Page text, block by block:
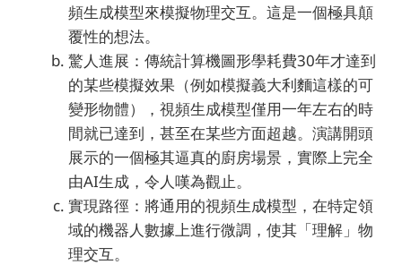
頻生成模型來模擬物理交互。這是一個極具顛
覆性的想法。
驚人進展：傳統計算機圖形學耗費30年才達到
的某些模擬效果（例如模擬義大利麵這樣的可
變形物體），視頻生成模型僅用一年左右的時
間就已達到，甚至在某些方面超越。演講開頭
展示的一個極其逼真的廚房場景，實際上完全
由AI生成，令人嘆為觀止。
實現路徑：將通用的視頻生成模型，在特定領
域的機器人數據上進行微調，使其「理解」物
理交互。